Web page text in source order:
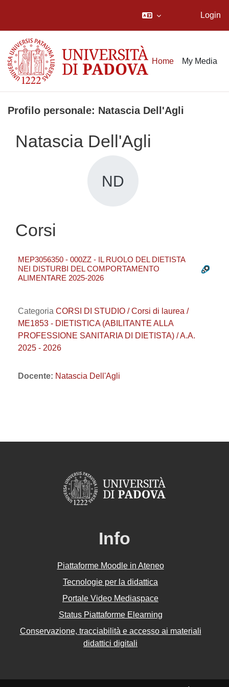
Login
Home My Media
Profilo personale: Natascia Dell'Agli
Natascia Dell'Agli
ND
Corsi
MEP3056350 - 000ZZ - IL RUOLO DEL DIETISTA
NEI DISTURBI DEL COMPORTAMENTO
ALIMENTARE 2025-2026
Categoria CORSI DI STUDIO / Corsi di laurea /
ME1853 - DIETISTICA (ABILITANTE ALLA
PROFESSIONE SANITARIA DI DIETISTA) / A.A.
2025 - 2026
Docente: Natascia Dell'Agli
Info
Piattaforme Moodle in Ateneo
Tecnologie per la didattica
Portale Video Mediaspace
Status Piattaforme Elearning
Conservazione, tracciabilità e accesso ai materiali
didattici digitali